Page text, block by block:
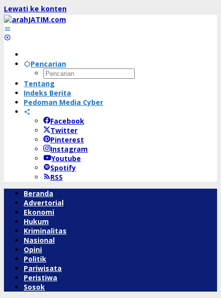
Lewati ke konten
Pencarian
Tentang
Indeks Berita
Pedoman Media Cyber
Facebook
Twitter
Pinterest
Instagram
Youtube
Spotify
RSS
Beranda
Advertorial
Ekonomi
Hukum
Kriminalitas
Nasional
Opini
Politik
Pariwisata
Peristiwa
Sosok